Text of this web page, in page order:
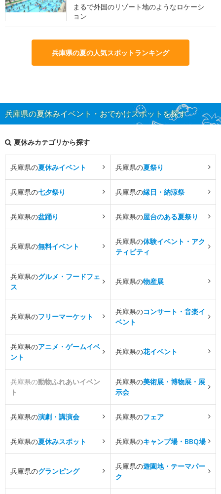
まるで外国のリゾート地のようなロケーシ
ョン
兵庫県の夏の人気スポットランキング
兵庫県の夏休みイベント・おでかけスポットを探す
夏休みカテゴリから探す
兵庫県の夏休みイベント 兵庫県の夏祭り
兵庫県の七夕祭り 兵庫県の縁日・納涼祭
兵庫県の盆踊り 兵庫県の屋台のある夏祭り
兵庫県の無料イベント
兵庫県の体験イベント・アク
ティビティ
兵庫県のグルメ・フードフェ
ス
兵庫県の物産展
兵庫県のフリーマーケット
兵庫県のコンサート・音楽イ
ベント
兵庫県のアニメ・ゲームイベ
ント
兵庫県の花イベント
兵庫県の動物ふれあいイベン
ト
兵庫県の美術展・博物展・展
示会
兵庫県の演劇・講演会 兵庫県のフェア
兵庫県の夏休みスポット 兵庫県のキャンプ場・BBQ場
兵庫県のグランピング
兵庫県の遊園地・テーマパー
ク